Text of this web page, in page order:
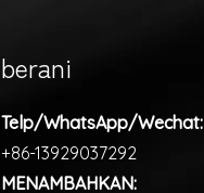
berani
Telp/WhatsApp/Wechat:
+86-13929037292
MENAMBAHKAN: